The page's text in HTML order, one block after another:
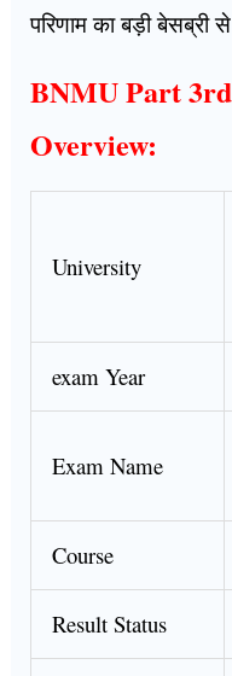
परिणाम का बड़ी
BNMU Part
Overview:
University
exam Year
Exam Name
Course
Result Status